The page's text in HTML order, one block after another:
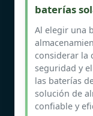
baterías
Al elegir una
considerar la
seguridad y
las baterías
solución de
confiable y